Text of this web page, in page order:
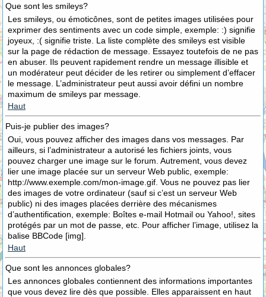
Que sont les smileys?
Les smileys, ou émoticônes, sont de petites images utilisées pour
exprimer des sentiments avec un code simple, exemple: :) signifie
joyeux, :( signifie triste. La liste complète des smileys est visible
sur la page de rédaction de message. Essayez toutefois de ne pas
en abuser. Ils peuvent rapidement rendre un message illisible et
un modérateur peut décider de les retirer ou simplement d’effacer
le message. L’administrateur peut aussi avoir défini un nombre
maximum de smileys par message.
Haut
Puis-je publier des images?
Oui, vous pouvez afficher des images dans vos messages. Par
ailleurs, si l’administrateur a autorisé les fichiers joints, vous
pouvez charger une image sur le forum. Autrement, vous devez
lier une image placée sur un serveur Web public, exemple:
http://www.exemple.com/mon-image.gif. Vous ne pouvez pas lier
des images de votre ordinateur (sauf si c’est un serveur Web
public) ni des images placées derrière des mécanismes
d’authentification, exemple: Boîtes e-mail Hotmail ou Yahoo!, sites
protégés par un mot de passe, etc. Pour afficher l’image, utilisez la
balise BBCode [img].
Haut
Que sont les annonces globales?
Les annonces globales contiennent des informations importantes
que vous devez lire dès que possible. Elles apparaissent en haut